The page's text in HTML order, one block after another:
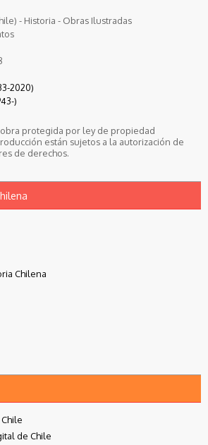
- Historia - Obras Ilustradas
2020)
)
protegida por ley de propiedad
están sujetos a la autorización de
de derechos.
Chilena
de Chile